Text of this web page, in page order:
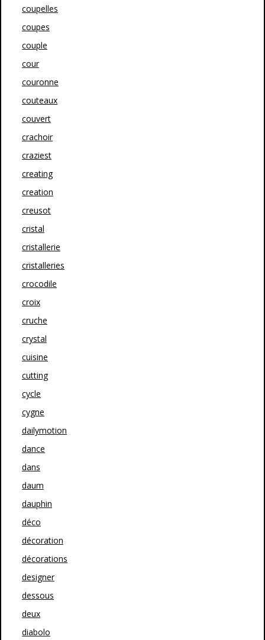
coupelles
coupes
couple
cour
couronne
couteaux
couvert
crachoir
craziest
creating
creation
creusot
cristal
cristallerie
cristalleries
crocodile
croix
cruche
crystal
cuisine
cutting
cycle
cygne
dailymotion
dance
dans
daum
dauphin
déco
décoration
décorations
designer
dessous
deux
diabolo